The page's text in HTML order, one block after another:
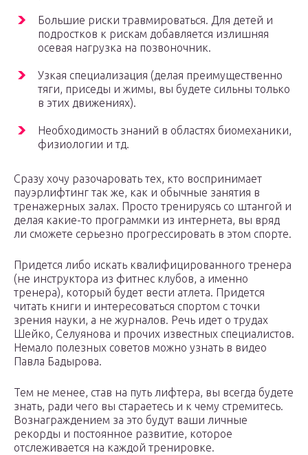
Большие риски травмироваться. Для детей и
подростков к рискам добавляется излишняя
осевая нагрузка на позвоночник.
Узкая специализация (делая преимущественно
тяги, приседы и жимы, вы будете сильны только
в этих движениях).
Необходимость знаний в областях биомеханики,
физиологии и тд.
Сразу хочу разочаровать тех, кто воспринимает
пауэрлифтинг так же, как и обычные занятия в
тренажерных залах. Просто тренируясь со штангой и
делая какие-то программки из интернета, вы вряд
ли сможете серьезно прогрессировать в этом спорте.
Придется либо искать квалифицированного тренера
(не инструктора из фитнес клубов, а именно
тренера), который будет вести атлета. Придется
читать книги и интересоваться спортом с точки
зрения науки, а не журналов. Речь идет о трудах
Шейко, Селуянова и прочих известных специалистов.
Немало полезных советов можно узнать в видео
Павла Бадырова.
Тем не менее, став на путь лифтера, вы всегда будете
знать, ради чего вы стараетесь и к чему стремитесь.
Вознаграждением за это будут ваши личные
рекорды и постоянное развитие, которое
отслеживается на каждой тренировке.